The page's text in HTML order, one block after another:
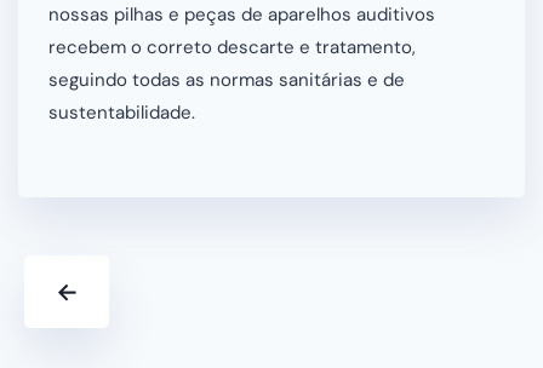
nossas pilhas e peças de aparelhos auditivos
recebem o correto descarte e tratamento,
seguindo todas as normas sanitárias e de
sustentabilidade.
←